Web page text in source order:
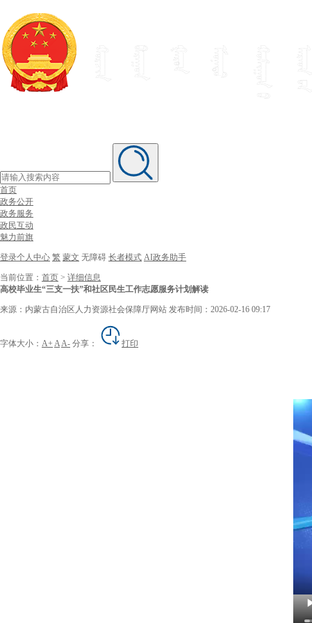
首页
政务公开
政务服务
政民互动
魅力前旗
登录个人中心 繁 蒙文 无障碍 长者模式 AI政务助手
当前位置： 首页 > 详细信息
高校毕业生“三支一扶”和社区民生工作志愿服务计划解读
来源：内蒙古自治区人力资源社会保障厅网站 发布时间：2026-02-16 09:17
字体大小： A+ AA- 分享： 打印